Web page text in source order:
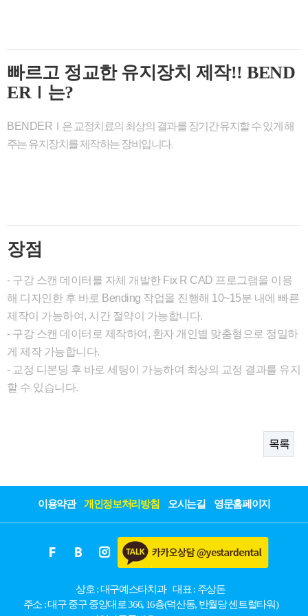
빠르고 정교한 유지장치 제작!! BEND
ERⅠ 는?
BENDER Ⅰ은 교정치료의 최상의 결과를 장기간 유지할 수 있게 해
주는 유지장치를 제작하는 장비입니다.
장점
- 구강 스캔 데이터를 자체 개발한 Fix R CAD 프로그램을 이용
해 디자인한 후 바로 Bending 작업을 진행해 10~15분 내에 빠른
제작이 가능하여, 시간 절약이 가능합니다.
- 구강 스캔 데이터로 제작하여, 환자 개인별 맞춤형으로 정밀하
게 제작 가능합니다.
- 교정 디본딩 후 바로 세팅이 가능하여 최상의 교정 결과를 유지
할 수 있습니다.
목록
이용약관 개인정보처리방침 오시는길 영문홈페이지
상호 : 대구예스타치과
대표 : 주상돈
주소 : 대구 중구 중앙대로 366, 16층(덕산동, 반월당 센트럴타워)